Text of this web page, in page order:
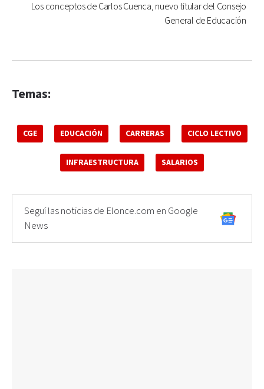
Los conceptos de Carlos Cuenca, nuevo titular del Consejo
General de Educación
Temas:
CGE EDUCACIÓN CARRERAS CICLO LECTIVO
INFRAESTRUCTURA SALARIOS
Seguí las noticias de Elonce.com en Google
News